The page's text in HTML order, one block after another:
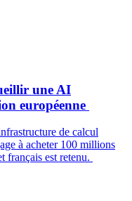
une AI
européenne
de calcul
à acheter 100 millions
français est retenu.